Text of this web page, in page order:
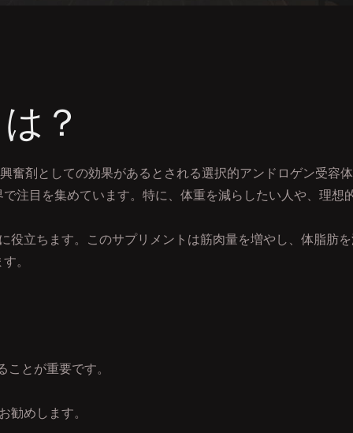
？
奮剤としての効果があるとされる選択的アンドロゲン受容
注目を集めています。特に、体重を減らしたい人や、理
立ちます。このサプリメントは筋肉量を増やし、体脂肪
。
ことが重要です。
勧めします。